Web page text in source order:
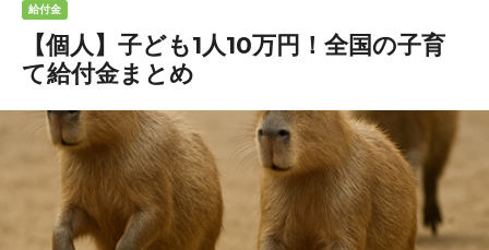
給付金
【個人】子ども1人10万円！全国の子育
て給付金まとめ